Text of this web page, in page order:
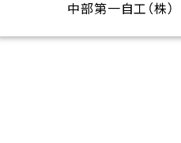
中部第一自工（株）